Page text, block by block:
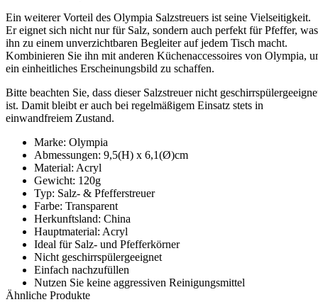
Ein weiterer Vorteil des Olympia Salzstreuers ist seine Vielseitigkeit.
Er eignet sich nicht nur für Salz, sondern auch perfekt für Pfeffer, was
ihn zu einem unverzichtbaren Begleiter auf jedem Tisch macht.
Kombinieren Sie ihn mit anderen Küchenaccessoires von Olympia,
ein einheitliches Erscheinungsbild zu schaffen.
Bitte beachten Sie, dass dieser Salzstreuer nicht
ist. Damit bleibt er auch bei regelmäßigem Einsatz stets in
einwandfreiem Zustand.
Marke: Olympia
Abmessungen: 9,5(H) x 6,1(Ø)cm
Material: Acryl
Gewicht: 120g
Typ: Salz- & Pfefferstreuer
Farbe: Transparent
Herkunftsland: China
Hauptmaterial: Acryl
Ideal für Salz- und Pfefferkörner
Nicht geschirrspülergeeignet
Einfach nachzufüllen
Nutzen Sie keine aggressiven Reinigungsmittel
Ähnliche Produkte